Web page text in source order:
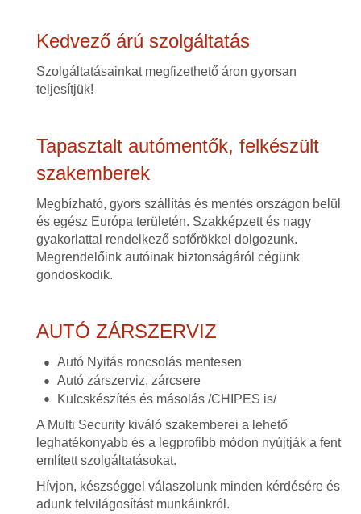
Kedvező árú szolgáltatás
Szolgáltatásainkat megfizethető áron gyorsan
teljesítjük!
Tapasztalt autómentők, felkészült
szakemberek
Megbízható, gyors szállítás és mentés országon belül
és egész Európa területén. Szakképzett és nagy
gyakorlattal rendelkező sofőrökkel dolgozunk.
Megrendelőink autóinak biztonságáról cégünk
gondoskodik.
AUTÓ ZÁRSZERVIZ
Autó Nyitás roncsolás mentesen
Autó zárszerviz, zárcsere
Kulcskészítés és másolás /CHIPES is/
A Multi Security kiváló szakemberei a lehető
leghatékonyabb és a legprofibb módon nyújtják a fent
említett szolgáltatásokat.
Hívjon, készséggel válaszolunk minden kérdésére és
adunk felvilágosítást munkáinkról.